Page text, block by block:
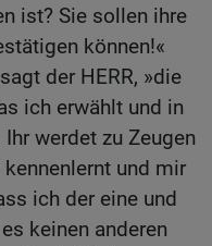
ist? Sie sollen ihre
können!«
der HERR, »die
ich erwählt und in
werdet zu Zeugen
und mir
ich der eine und
keinen anderen